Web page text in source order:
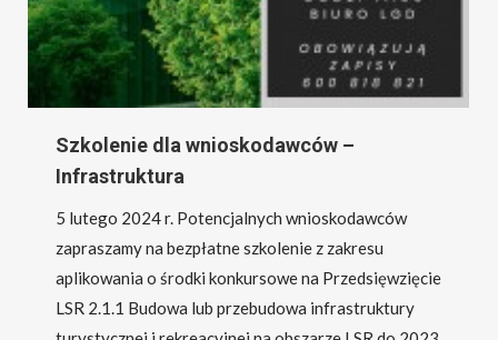
Szkolenie dla wnioskodawców –
Infrastruktura
5 lutego 2024 r. Potencjalnych wnioskodawców
zapraszamy na bezpłatne szkolenie z zakresu
aplikowania o środki konkursowe na Przedsięwzięcie
LSR 2.1.1 Budowa lub przebudowa infrastruktury